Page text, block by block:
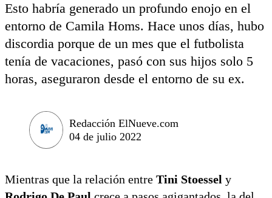
Esto habría generado un profundo enojo en el
entorno de Camila Homs. Hace unos días, hubo
discordia porque de un mes que el futbolista
tenía de vacaciones, pasó con sus hijos solo 5
horas, aseguraron desde el entorno de su ex.
Redacción ElNueve.com
04 de julio 2022
Mientras que la relación entre Tini Stoessel y